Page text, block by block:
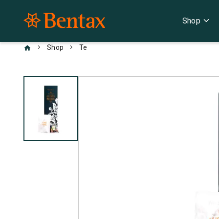
Shop expand_more
chevron_right Shop chevron_right Te